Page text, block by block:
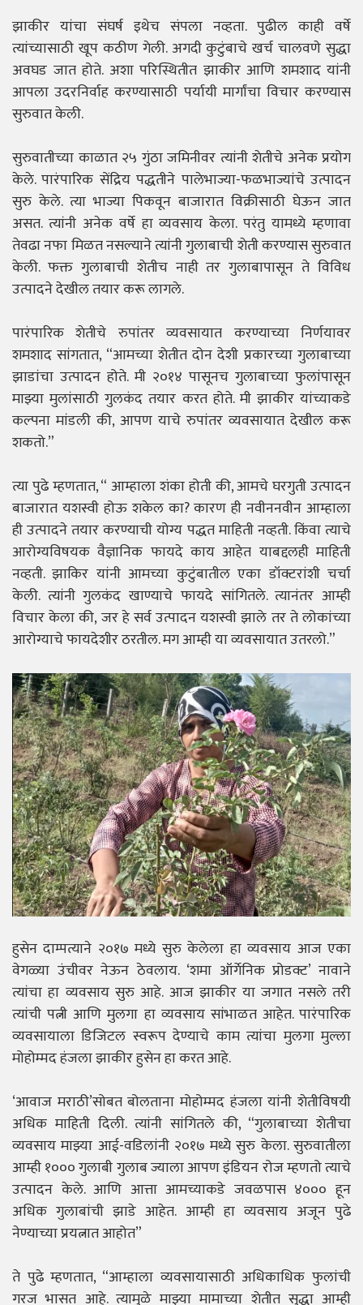
झाकीर यांचा संघर्ष इथेच संपला नव्हता. पुढील काही वर्षे
त्यांच्यासाठी खूप कठीण गेली. अगदी कुटुंबाचे खर्च चालवणे सुद्धा
अवघड जात होते. अशा परिस्थितीत झाकीर आणि शमशाद यांनी
आपला उदरनिर्वाह करण्यासाठी पर्यायी मार्गांचा विचार करण्यास
सुरुवात केली.
सुरुवातीच्या काळात २५ गुंठा जमिनीवर त्यांनी शेतीचे अनेक प्रयोग
केले. पारंपारिक सेंद्रिय पद्धतीने पालेभाज्या-फळभाज्यांचे उत्पादन
सुरु केले. त्या भाज्या पिकवून बाजारात विक्रीसाठी घेऊन जात
असत. त्यांनी अनेक वर्षे हा व्यवसाय केला. परंतु यामध्ये म्हणावा
तेवढा नफा मिळत नसल्याने त्यांनी गुलाबाची शेती करण्यास सुरुवात
केली. फक्त गुलाबाची शेतीच नाही तर गुलाबापासून ते विविध
उत्पादने देखील तयार करू लागले.
पारंपारिक शेतीचे रुपांतर व्यवसायात करण्याच्या निर्णयावर
शमशाद सांगतात, “आमच्या शेतीत दोन देशी प्रकारच्या गुलाबाच्या
झाडांचा उत्पादन होते. मी २०१४ पासूनच गुलाबाच्या फुलांपासून
माझ्या मुलांसाठी गुलकंद तयार करत होते. मी झाकीर यांच्याकडे
कल्पना मांडली की, आपण याचे रुपांतर व्यवसायात देखील करू
शकतो.”
त्या पुढे म्हणतात, “ आम्हाला शंका होती की, आमचे घरगुती उत्पादन
बाजारात यशस्वी होऊ शकेल का? कारण ही नवीननवीन आम्हाला
ही उत्पादने तयार करण्याची योग्य पद्धत माहिती नव्हती. किंवा त्याचे
आरोग्यविषयक वैज्ञानिक फायदे काय आहेत याबद्दलही माहिती
नव्हती. झाकिर यांनी आमच्या कुटुंबातील एका डॉक्टरांशी चर्चा
केली. त्यांनी गुलकंद खाण्याचे फायदे सांगितले. त्यानंतर आम्ही
विचार केला की, जर हे सर्व उत्पादन यशस्वी झाले तर ते लोकांच्या
आरोग्याचे फायदेशीर ठरतील. मग आम्ही या व्यवसायात उतरलो.”
हुसेन दाम्पत्याने २०१७ मध्ये सुरु केलेला हा व्यवसाय आज एका
वेगळ्या उंचीवर नेऊन ठेवलाय. ‘शमा ऑर्गेनिक प्रोडक्ट’ नावाने
त्यांचा हा व्यवसाय सुरु आहे. आज झाकीर या जगात नसले तरी
त्यांची पत्नी आणि मुलगा हा व्यवसाय सांभाळत आहेत. पारंपारिक
व्यवसायाला डिजिटल स्वरूप देण्याचे काम त्यांचा मुलगा मुल्ला
मोहोम्मद हंजला झाकीर हुसेन हा करत आहे.
‘आवाज मराठी’सोबत बोलताना मोहोम्मद हंजला यांनी शेतीविषयी
अधिक माहिती दिली. त्यांनी सांगितले की, “गुलाबाच्या शेतीचा
व्यवसाय माझ्या आई-वडिलांनी २०१७ मध्ये सुरु केला. सुरुवातीला
आम्ही १००० गुलाबी गुलाब ज्याला आपण इंडियन रोज म्हणतो त्याचे
उत्पादन केले. आणि आत्ता आमच्याकडे जवळपास ४००० हून
अधिक गुलाबांची झाडे आहेत. आम्ही हा व्यवसाय अजून पुढे
नेण्याच्या प्रयत्नात आहोत”
ते पुढे म्हणतात, “आम्हाला व्यवसायासाठी अधिकाधिक फुलांची
गरज भासत आहे. त्यामुळे माझ्या मामाच्या शेतीत सुद्धा आम्ही